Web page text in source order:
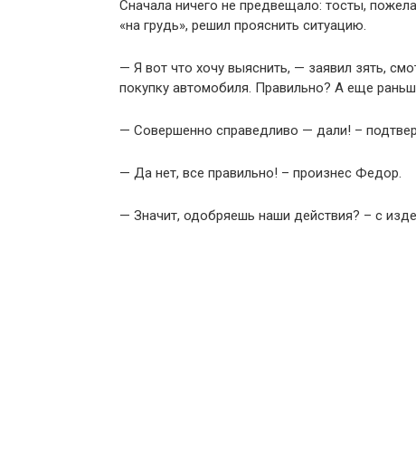
Сначала ничего не предвещало: тосты,
«на грудь», решил прояснить ситуацию.
— Я вот что хочу выяснить, — заявил зять,
покупку автомобиля. Правильно? А еще
— Совершенно справедливо — дали! –
— Да нет, все правильно! – произнес Федор.
— Значит, одобряешь наши действия? – с